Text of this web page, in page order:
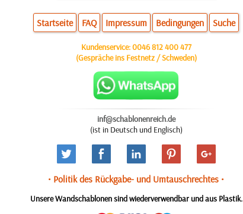
Startseite FAQ Impressum Bedingungen Suche
Kundenservice:0046 812 400 477
(Gespräche ins Festnetz / Schweden)
inf@schablonenreich.de
(ist in Deutsch und Englisch)
• Politik des Rückgabe- und Umtauschrechtes •
Unsere Wandschablonen sind wiederverwendbar und aus Plastik.